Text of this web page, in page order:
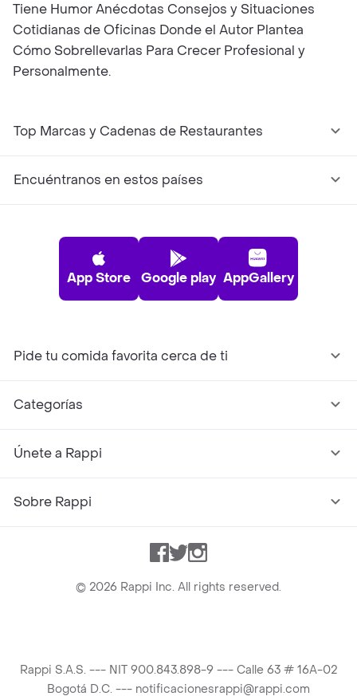
Tiene Humor Anécdotas Consejos y Situaciones
Cotidianas de Oficinas Donde el Autor Plantea
Cómo Sobrellevarlas Para Crecer Profesional y
Personalmente.
Top Marcas y Cadenas de Restaurantes
Encuéntranos en estos países
App Store Google play AppGallery
Pide tu comida favorita cerca de ti
Categorías
Únete a Rappi
Sobre Rappi
Facebook
TwitterInstagram
© 2026 Rappi Inc. All rights reserved.
Rappi S.A.S. --- NIT 900.843.898-9 --- Calle 63 # 16A-02
Bogotá D.C. --- notificacionesrappi@rappi.com